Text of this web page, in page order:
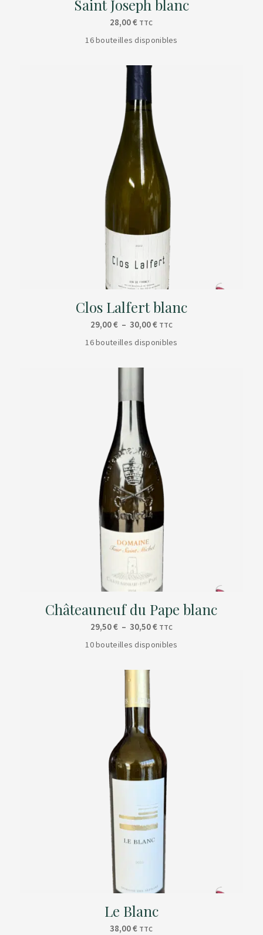
Saint Joseph blanc
28,00€ TTC
16 bouteilles disponibles
Clos Lalfert blanc
29,00€ – 30,00€Plage
TTC
16 bouteilles disponibles
Châteauneuf du Pape blanc
29,50€ – 30,50€Plage
TTC
10 bouteilles disponibles
Le Blanc
38,00€ TTC